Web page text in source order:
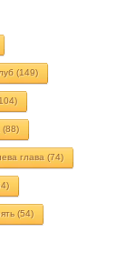
(149)
(88)
глава (74)
(54)